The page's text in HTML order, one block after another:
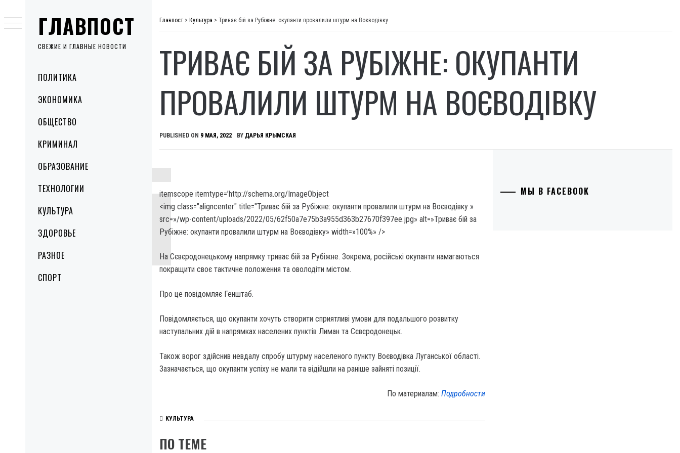
ГЛАВПОСТ
СВЕЖИЕ И ГЛАВНЫЕ НОВОСТИ
MenuПОЛИТИКА
ЭКОНОМИКА
ОБЩЕСТВО
КРИМИНАЛ
ОБРАЗОВАНИЕ
ТЕХНОЛОГИИ
КУЛЬТУРА
ЗДОРОВЬЕ
РАЗНОЕ
СПОРТ
to
content
Главпост > Культура > Триває бій за Рубіжне: окупанти провалили штурм на Воєводівку
ТРИВАЄ БІЙ ЗА РУБІЖНЕ: ОКУПАНТИ
ПРОВАЛИЛИ ШТУРМ НА ВОЄВОДІВКУ
PUBLISHED ON 9 МАЯ, 2022 BY ДАРЬЯ КРЫМСКАЯ
itemscope itemtype=’http://schema.org/ImageObject
<img class="aligncenter" title="Триває бій за Рубіжне: окупанти провалили штурм на Воєводівку »
src=»/wp-content/uploads/2022/05/62f50a7e75b3a955d363b27670f397ee.jpg» alt=»Триває бій за
Рубіжне: окупанти провалили штурм на Воєводівку» width=»100%» />
На Сєвєродонецькому напрямку триває бій за Рубіжне. Зокрема, російські окупанти намагаються
покращити своє тактичне положення та оволодіти містом.
Про це повідомляє Генштаб.
Повідомляється, що окупанти хочуть створити сприятливі умови для подальшого розвитку
наступальних дій в напрямках населених пунктів Лиман та Сєвєродонецьк.
Також ворог здійснив невдалу спробу штурму населеного пункту Воєводівка Луганської області.
Зазначається, що окупанти успіху не мали та відійшли на раніше зайняті позиції.
По материалам:Подробности
КУЛЬТУРА
ПО ТЕМЕ
МЫ В FACEBOOK